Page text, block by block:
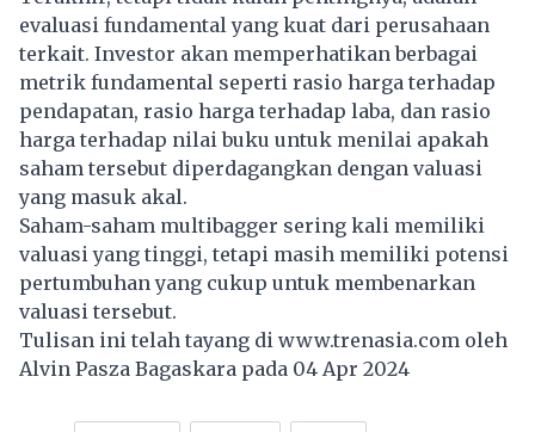
evaluasi fundamental yang kuat dari perusahaan
terkait. Investor akan memperhatikan berbagai
metrik fundamental seperti rasio harga terhadap
pendapatan, rasio harga terhadap laba, dan rasio
harga terhadap nilai buku untuk menilai apakah
saham tersebut diperdagangkan dengan valuasi
yang masuk akal.
Saham-saham multibagger sering kali memiliki
valuasi yang tinggi, tetapi masih memiliki potensi
pertumbuhan yang cukup untuk membenarkan
valuasi tersebut.
Tulisan ini telah tayang di www.trenasia.com oleh
Alvin Pasza Bagaskara pada 04 Apr 2024